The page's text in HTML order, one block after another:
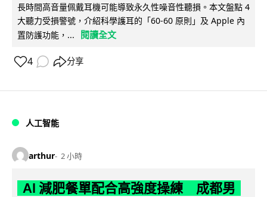
長時間高音量佩戴耳機可能導致永久性噪音性聽損。本文盤點 4
大聽力受損警號，介紹科學護耳的「60-60 原則」及 Apple 內
置防護功能，...
閱讀全文
4 分享
人工智能
arthur 2 小時
AI 減肥餐單配合高強度操練 成都男